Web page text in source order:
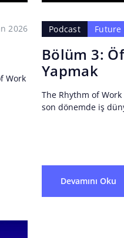
2026
Work
Podcast Future
Bölüm 3:
Yapmak
The Rhythm of
son dönemde iş
Devamını Oku